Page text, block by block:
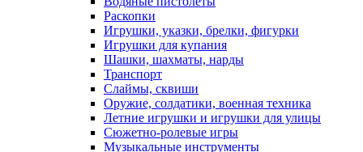
Раскопки
Игрушки, указки, брелки, фигурки
Игрушки для купания
Шашки, шахматы, нарды
Транспорт
Слаймы, сквиши
Оружие, солдатики, военная техника
Летние игрушки и игрушки для улицы
Сюжетно-ролевые игры
Музыкальные инструменты